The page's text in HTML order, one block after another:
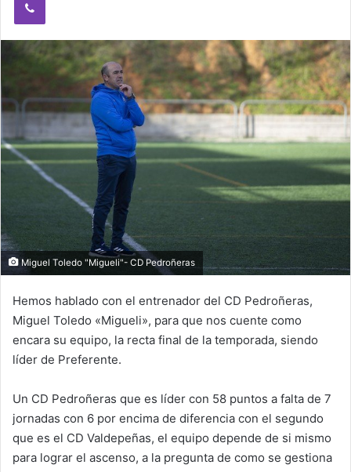
Miguel Toledo "Migueli"- CD Pedroñeras
Hemos hablado con el entrenador del CD Pedroñeras,
Miguel Toledo «Migueli», para que nos cuente como
encara su equipo, la recta final de la temporada, siendo
líder de Preferente.
Un CD Pedroñeras que es líder con 58 puntos a falta de 7
jornadas con 6 por encima de diferencia con el segundo
que es el CD Valdepeñas, el equipo depende de si mismo
para lograr el ascenso, a la pregunta de como se gestiona